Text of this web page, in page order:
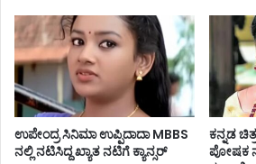
ಉಪೇಂದ್ರ ಸಿನಿಮಾ ಉಪ್ಪಿದಾದಾ MBBS
ನಲ್ಲಿ ನಟಿಸಿದ್ದ ಖ್ಯಾತ ನಟಿಗೆ ಕ್ಯಾನ್ಸರ್
ಕನ್ನಡ
ಪೋಷಕ